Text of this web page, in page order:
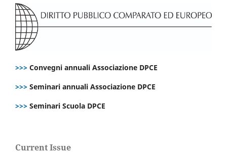
>>> Convegni annuali Associazione DPCE
>>> Seminari annuali Associazione DPCE
>>> Seminari Scuola DPCE
Current Issue